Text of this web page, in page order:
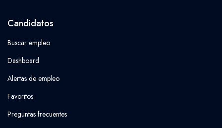
Candidatos
Buscar empleo
Dashboard
Alertas de empleo
Favoritos
Preguntas frecuentes